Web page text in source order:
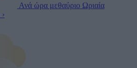
Ανά ώρα μεθαύριο Ωριαία
›